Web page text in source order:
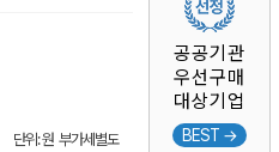
공공기관
우선구매
대상기업
BEST →
단위: 원 부가세별도